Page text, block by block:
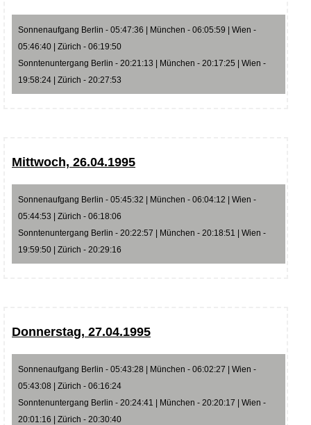
Sonnenaufgang Berlin - 05:47:36 | München - 06:05:59 | Wien -
05:46:40 | Zürich - 06:19:50
Sonntenuntergang Berlin - 20:21:13 | München - 20:17:25 | Wien -
19:58:24 | Zürich - 20:27:53
Mittwoch, 26.04.1995
Sonnenaufgang Berlin - 05:45:32 | München - 06:04:12 | Wien -
05:44:53 | Zürich - 06:18:06
Sonntenuntergang Berlin - 20:22:57 | München - 20:18:51 | Wien -
19:59:50 | Zürich - 20:29:16
Donnerstag, 27.04.1995
Sonnenaufgang Berlin - 05:43:28 | München - 06:02:27 | Wien -
05:43:08 | Zürich - 06:16:24
Sonntenuntergang Berlin - 20:24:41 | München - 20:20:17 | Wien -
20:01:16 | Zürich - 20:30:40